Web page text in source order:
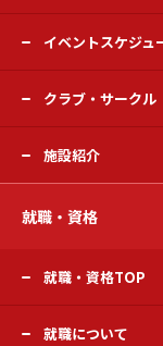
イベントスケジュ
クラブ・サークル
施設紹介
就職・資格
就職・資格TOP
就職について